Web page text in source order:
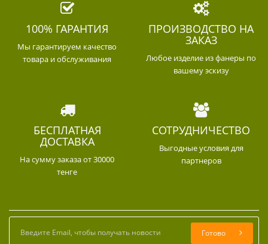
100% ГАРАНТИЯ
Мы гарантируем качество
товара и обслуживания
ПРОИЗВОДСТВО НА
ЗАКАЗ
Любое изделие из фанеры по
вашему эскизу
БЕСПЛАТНАЯ
ДОСТАВКА
На сумму заказа от 30000
тенге
СОТРУДНИЧЕСТВО
Выгодные условия для
партнеров
Готово